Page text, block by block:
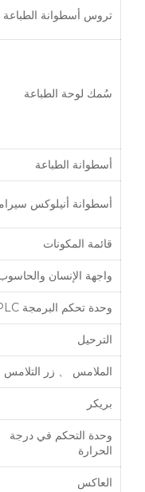
تروس أسطوانة الطباعة
سُمك لوحة الطباعة
أسطوانة الطباعة
أسطوانة أنيلوكس
قائمة المكونات
واجهة الإنسان
وحدة تحكم البرمجة PLC
الترحيل
الملامس 、 زر التلامس
بريكر
وحدة التحكم في درجة
الحرارة
العاكس